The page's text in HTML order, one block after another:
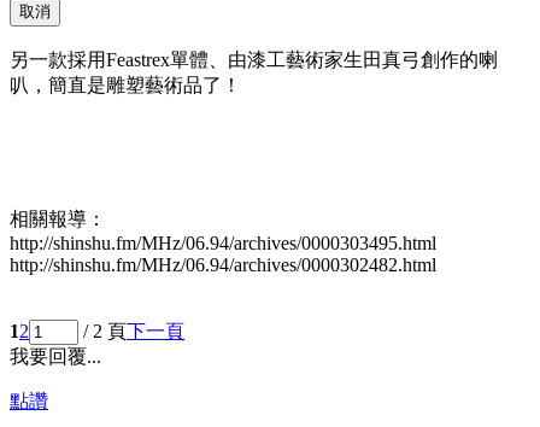
取消
另一款採用Feastrex單體、由漆工藝術家生田真弓創作的喇
叭，簡直是雕塑藝術品了！
相關報導：
http://shinshu.fm/MHz/06.94/archives/0000303495.html
http://shinshu.fm/MHz/06.94/archives/0000302482.html
12 / 2 頁下一頁
我要回覆...
點讚